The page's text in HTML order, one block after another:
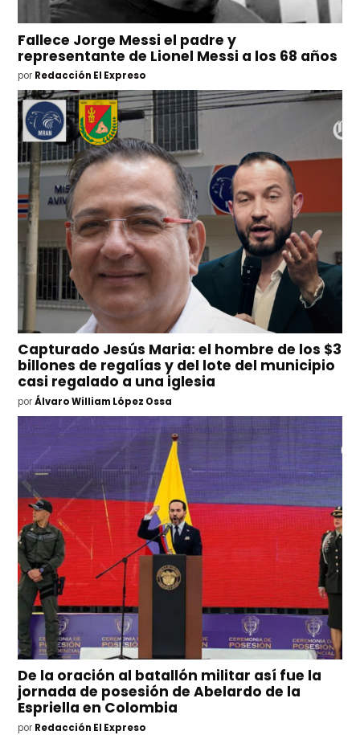
Fallece Jorge Messi el padre y
representante de Lionel Messi a los 68 años
por Redacción El Expreso
Capturado Jesús Maria: el hombre de los $3
billones de regalías y del lote del municipio
casi regalado a una iglesia
por Álvaro William López Ossa
De la oración al batallón militar así fue la
jornada de posesión de Abelardo de la
Espriella en Colombia
por Redacción El Expreso